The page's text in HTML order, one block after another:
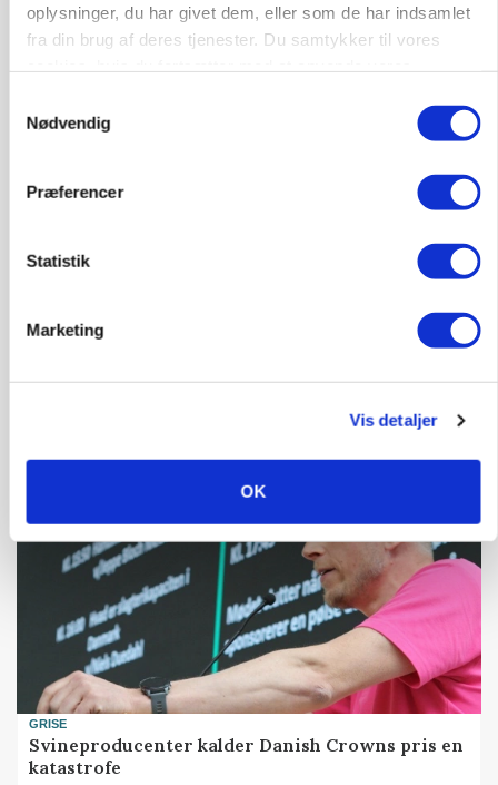
oplysninger, du har givet dem, eller som de har indsamlet
fra din brug af deres tjenester. Du samtykker til vores
Nødvendig
Præferencer
Statistik
Marketing
Vis detaljer
OK
HØST-TOUR
GRISE
Svineproducenter kalder Danish Crowns pris en
katastrofe